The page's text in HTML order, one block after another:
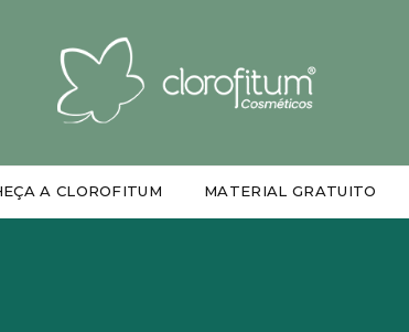
A CLOROFITUM MATERIAL GRATUITO